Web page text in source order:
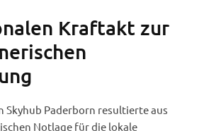
Kraftakt zur
Skyhub Paderborn resultierte aus
Notlage für die lokale